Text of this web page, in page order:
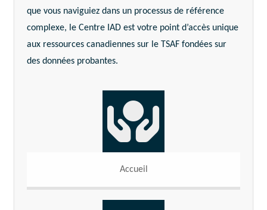
que vous naviguiez dans un processus de référence
complexe, le Centre IAD est votre point d’accès unique
aux ressources canadiennes sur le TSAF fondées sur
des données probantes.
Accueil